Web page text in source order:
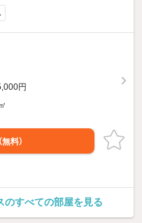
円
（無料）
のすべての部屋を見る